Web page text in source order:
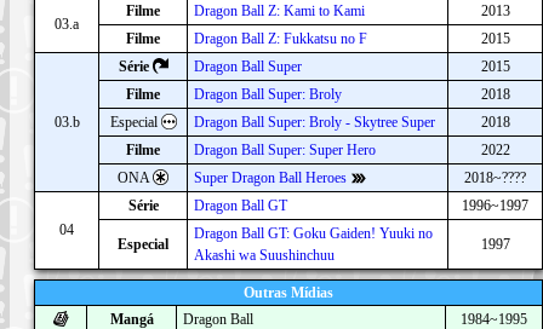
03.a
Filme Dragon Ball Z: Kami to Kami
2013
Filme
Dragon Ball Z: Fukkatsu no F 2015
03.b
Série Dragon Ball Super
2015
Filme
Dragon Ball Super: Broly
2018
Especial
Dragon Ball Super: Broly - Skytree Super
2018
Filme
Dragon Ball Super: Super Hero
2022
ONA
Super Dragon Ball Heroes 2018~????
04
Série Dragon Ball GT 1996~1997
Especial
Dragon Ball GT: Goku Gaiden! Yuuki no
Akashi wa Suushinchuu
1997
Outras Mídias
Mangá
Dragon Ball 1984~1995